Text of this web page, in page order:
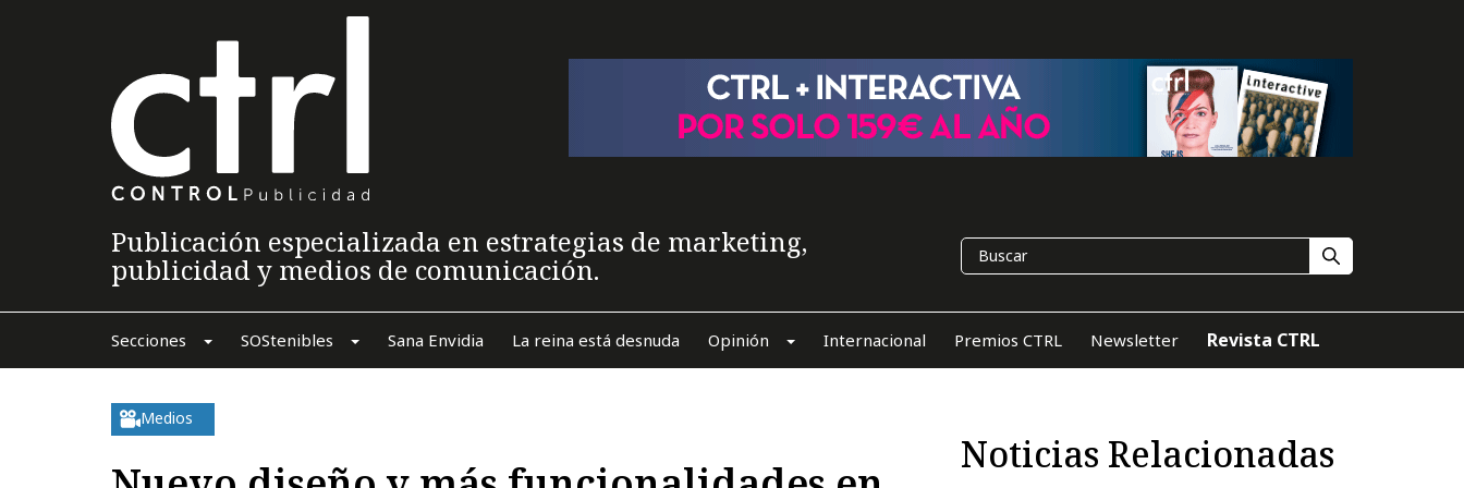
Publicación especializada en estrategias de marketing,
publicidad y medios de comunicación.
Secciones SOStenibles Sana Envidia La reina está desnuda Opinión Internacional Premios CTRL Newsletter Revista CTRL
Medios
Noticias Relacionadas